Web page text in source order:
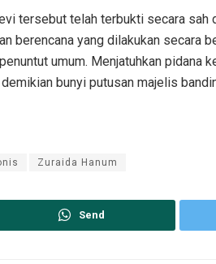
tersebut telah terbukti secara sah
berencana yang dilakukan secara
umum. Menjatuhkan pidana
demikian bunyi putusan majelis
Zuraida Hanum
Send